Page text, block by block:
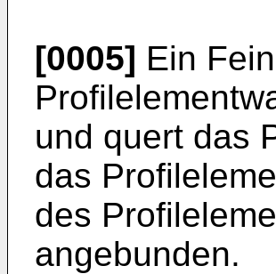
[0005] Ein
und quert das
das
des
angebunden.